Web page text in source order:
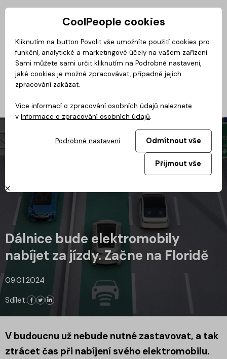
Privátní zóna
Magazín BusinessClass CoolMovie CoolDialog Podcast
Dálnice bude elektromobily
nabíjet za jízdy. Začne na Floridě
09.01.2024
Sdílet:
V budoucnu už nebude nutné zastavovat, a tak
ztrácet čas při nabíjení svého elektromobilu.
CoolPeople cookies
Kliknutím na button Povolit vše umožníte použití cookies pro
funkční, analytické a marketingové účely na vašem zařízení.
Sami můžete sami určit kliknutím na Podrobné nastavení,
jaké cookies je možné zpracovávat, případně jejich
zpracování zakázat.
Více informací o zpracování osobních údajů naleznete
v Informace o zpracování osobních údajů.
Podrobné nastavení Odmítnout vše
Přijmout vše